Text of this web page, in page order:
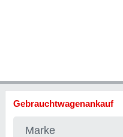
Gebrauchtwagenankauf
Marke